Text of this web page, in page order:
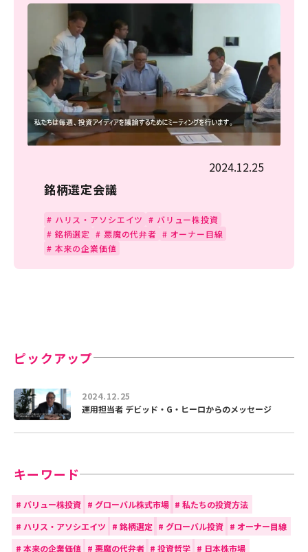
2024.12.25
銘柄選定会議
# ハリス・アソシエイツ # バリュー株投資
# 銘柄選定 # 悪魔の代弁者 # オーナー目線
# 本来の企業価値
ピックアップ
2024.12.25
運用担当者 デビッド・G・ヒーロからのメッセージ
キーワード
# バリュー株投資 # グローバル株式市場 #私たちの投資方法
# ハリス・アソシエイツ # 銘柄選定 #グローバル投資 #オーナー目線
# 本来の企業価値 # 悪魔の代弁者 #投資哲学 # 日本株市場